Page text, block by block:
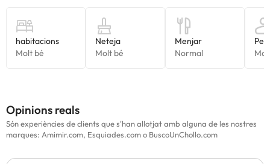
menjador.
Es tracta d'un aparthotel de construcció recent situat al peu de
pistes ia ple centre de Pas de la Casa.
perquè ho tens tot al teu voltant: natura, confort, esport, lleure i
bellesa d´entorn.
L'Aparthotel disposa de punt Internet, cafeteria, restaurant
italià 'la tagliatella', chiqui park infantil. A més compta amb 8
Opinions reals
Són experiències de clients que s'han allotjat amb alguna de les nostres
marques: Amimir.com, Esquiades.com o BuscoUnChollo.com